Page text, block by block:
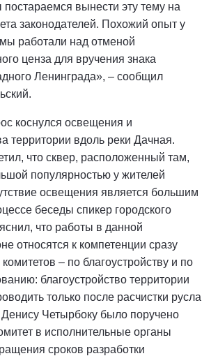
вынести эту тему на
законодателей. Похожий опыт у
работали над отменой
ценза для вручения знака
Ленинграда», – сообщил
коснулся освещения и
территории вдоль реки Дачная.
что сквер, расположенный там,
популярностью у жителей
освещения является большим
беседы спикер городского
что работы в данной
относятся к компетенции сразу
комитетов – по благоустройству и по
благоустройство территории
только после расчистки русла
Денису Четырбоку было поручено
в исполнительные органы
сроков разработки